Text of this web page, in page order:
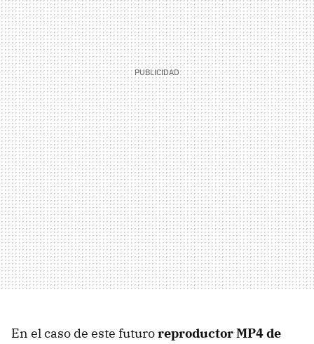
En el caso de este futuroreproductor MP4 de